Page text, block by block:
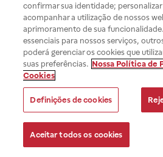
confirmar sua identidade; personalizar
acompanhar a utilização de nossos
aprimoramento de sua
essenciais para nossos serviços,
poderá gerenciar os cookies que
suas preferências. Nossa Política de
Cookies
Definições de cookies
Aceitar todos os cookies